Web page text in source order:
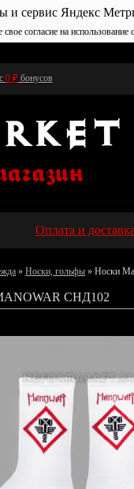
и сервис Яндекс
согласие на
0 ₽ бонусов
Оплата и доставка
» Носки, гольфы » Носки
СНД102